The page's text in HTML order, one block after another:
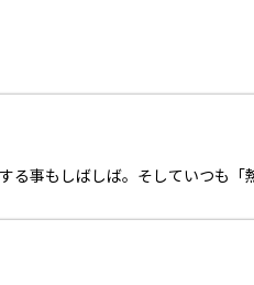
る事もしばしば。そしていつも